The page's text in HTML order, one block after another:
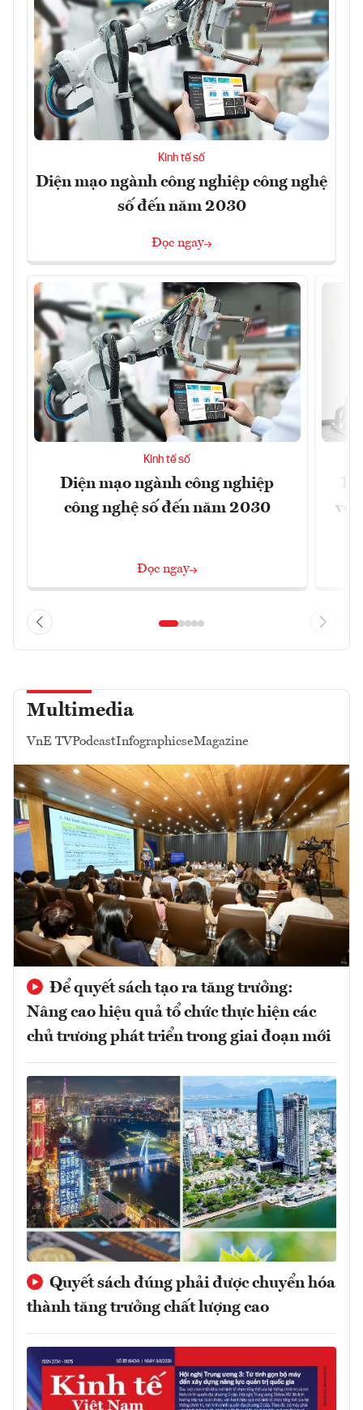
Kinh tế số
Diện mạo ngành công nghiệp công nghệ
số đến năm 2030
Đọc ngay
Kinh tế số
Diện mạo ngành công nghiệp
công nghệ số đến năm 2030
Đọc ngay
với
Multimedia
VnE TVPodcastInfographicseMagazine
Để quyết sách tạo ra tăng trưởng:
Nâng cao hiệu quả tổ chức thực hiện các
chủ trương phát triển trong giai đoạn mới
Quyết sách đúng phải được chuyển hóa
thành tăng trưởng chất lượng cao